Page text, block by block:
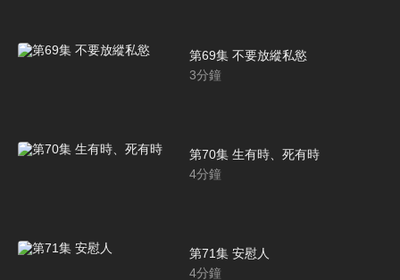
第69集 不要放縱私慾
3分鐘
第70集 生有時、死有時
4分鐘
第71集 安慰人
4分鐘